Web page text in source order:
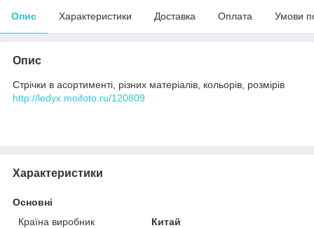
Опис Характеристики Доставка Оплата Умови
Опис
Стрічки в асортименті, різних матеріалів, кольорів, розмірів
http://ledyx.moifoto.ru/120809
Характеристики
Основні
Країна виробник
Китай